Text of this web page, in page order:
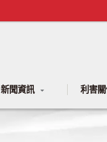
新聞資訊 利害